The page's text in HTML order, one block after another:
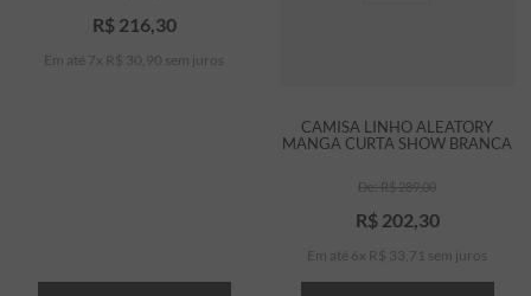
R$ 216, 30
Em até 7 x R$ 30 90 sem juros
CAMISA LINHO ALEATORY
MANGA CURTA SHOW BRANCA
R$289,00
R$ 202 30
Em até 6 x R$ 33 71 sem juros